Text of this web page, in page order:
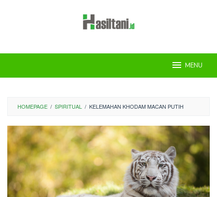
MENU
HOMEPAGE / SPIRITUAL / KELEMAHAN KHODAM MACAN PUTIH